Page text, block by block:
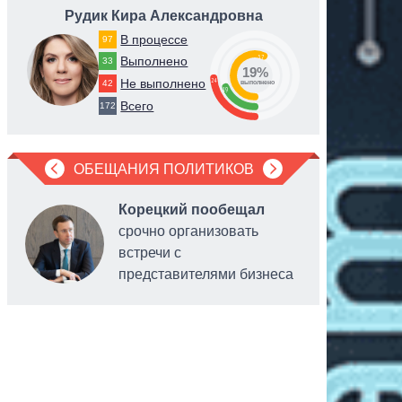
Рудик Кира Александровна
97 В процессе
33 Выполнено
42 Не выполнено
172 Всего
24
19
57
19%
выполнено
ОБЕЩАНИЯ ПОЛИТИКОВ
Корецкий пообещал
срочно организовать
встречи с
представителями бизнеса